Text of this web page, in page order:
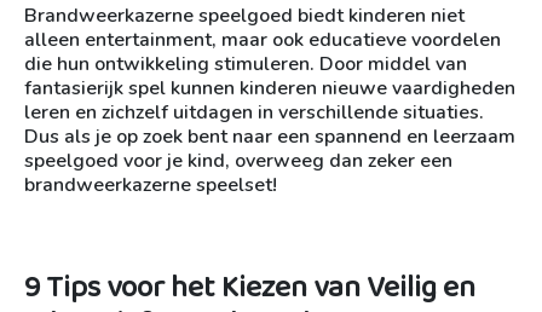
Brandweerkazerne speelgoed biedt kinderen niet
alleen entertainment, maar ook educatieve voordelen
die hun ontwikkeling stimuleren. Door middel van
fantasierijk spel kunnen kinderen nieuwe vaardigheden
leren en zichzelf uitdagen in verschillende situaties.
Dus als je op zoek bent naar een spannend en leerzaam
speelgoed voor je kind, overweeg dan zeker een
brandweerkazerne speelset!
9 Tips voor het Kiezen van Veilig en